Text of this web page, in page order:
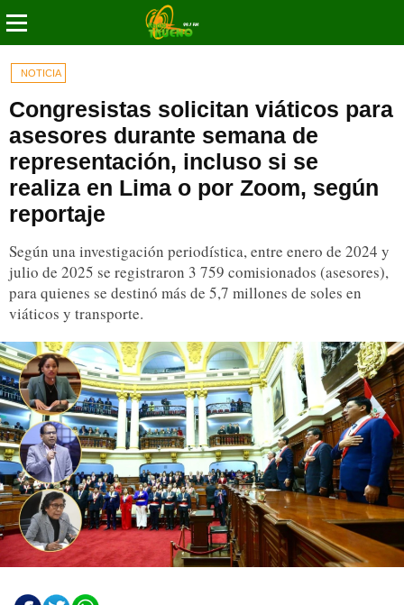
NOTICIA
Congresistas solicitan viáticos para
asesores durante semana de
representación, incluso si se
realiza en Lima o por Zoom, según
reportaje
Según una investigación periodística, entre enero de 2024 y
julio de 2025 se registraron 3 759 comisionados (asesores),
para quienes se destinó más de 5,7 millones de soles en
viáticos y transporte.